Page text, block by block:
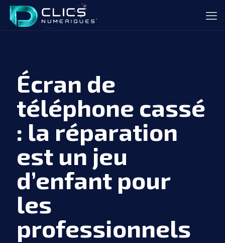
Écran de
téléphone cassé
: la réparation
est un jeu
d’enfant pour
les
professionnels